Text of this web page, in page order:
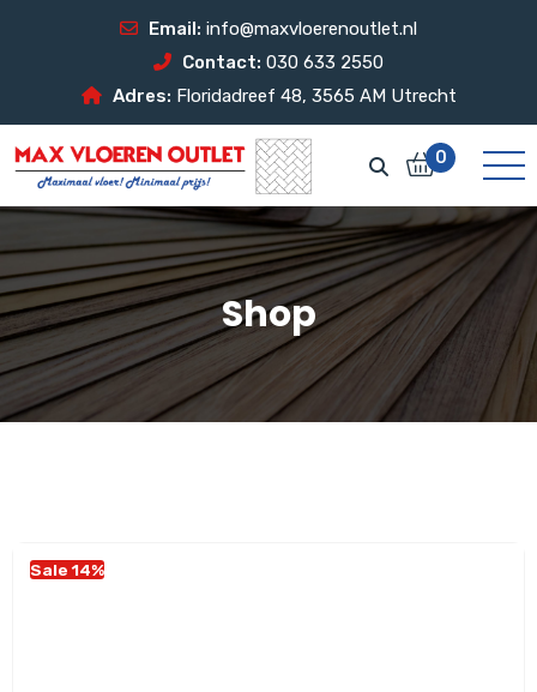
Email: info@maxvloerenoutlet.nl
Contact: 030 633 2550
Adres: Floridadreef 48, 3565 AM Utrecht
0
Shop
Sale 14%